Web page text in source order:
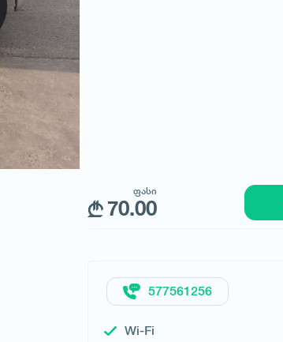
ფასი
70.00
577561256
Wi-Fi